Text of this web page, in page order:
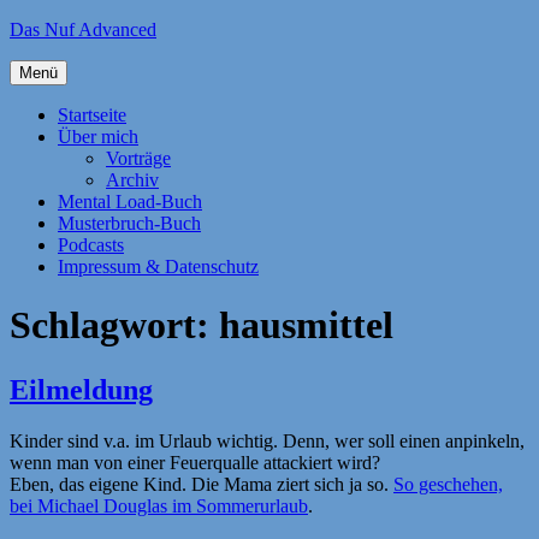
Zum
springen
Das Nuf Advanced
Menü
Startseite
Über mich
Vorträge
Archiv
Mental Load-Buch
Musterbruch-Buch
Podcasts
Impressum & Datenschutz
Schlagwort: hausmittel
Eilmeldung
Kinder sind v.a. im Urlaub wichtig. Denn, wer soll einen anpinkeln,
wenn man von einer Feuerqualle attackiert wird?
Eben, das eigene Kind. Die Mama ziert sich ja so. So geschehen,
bei Michael Douglas im Sommerurlaub.